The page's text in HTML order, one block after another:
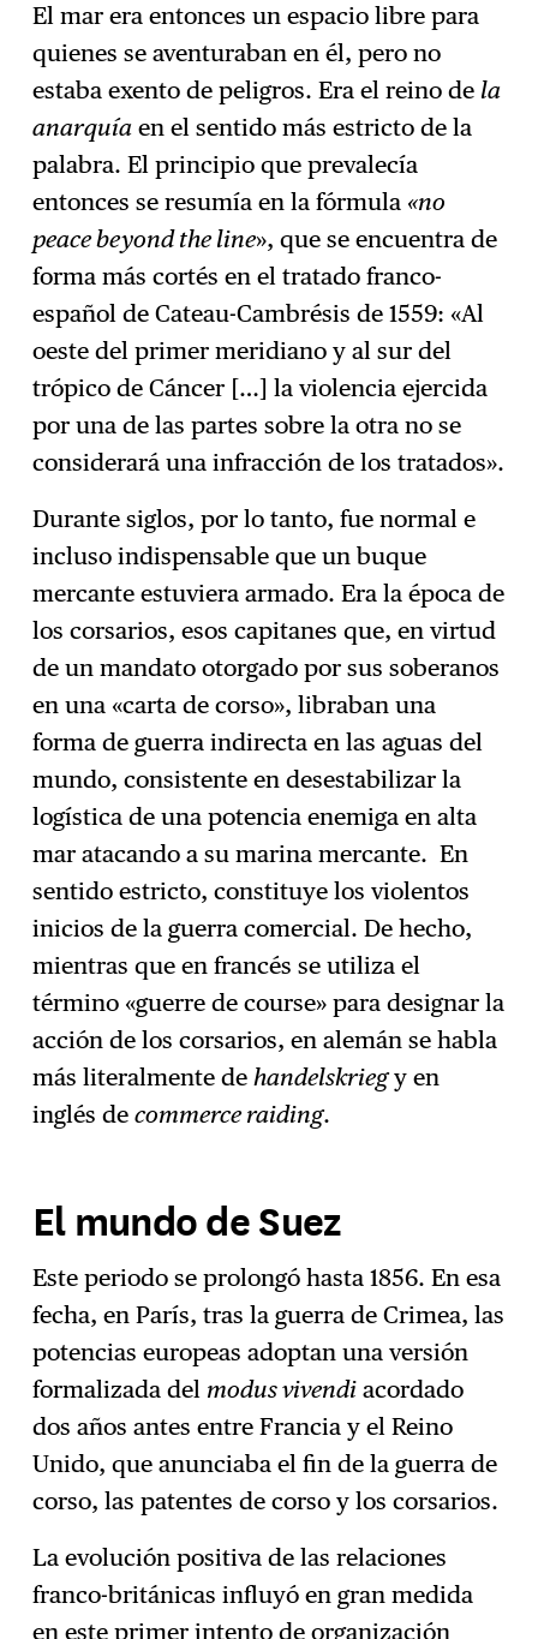
El mar era entonces un espacio libre para
quienes se aventuraban en él, pero no
estaba exento de peligros. Era el reino de la
anarquía en el sentido más estricto de la
palabra. El principio que prevalecía
entonces se resumía en la fórmula «no
peace beyond the line», que se encuentra de
forma más cortés en el tratado franco-
español de Cateau-Cambrésis de 1559: «Al
oeste del primer meridiano y al sur del
trópico de Cáncer […] la violencia ejercida
por una de las partes sobre la otra no se
considerará una infracción de los tratados».
Durante siglos, por lo tanto, fue normal e
incluso indispensable que un buque
mercante estuviera armado. Era la época de
los corsarios, esos capitanes que, en virtud
de un mandato otorgado por sus soberanos
en una «carta de corso», libraban una
forma de guerra indirecta en las aguas del
mundo, consistente en desestabilizar la
logística de una potencia enemiga en alta
mar atacando a su marina mercante. En
sentido estricto, constituye los violentos
inicios de la guerra comercial. De hecho,
mientras que en francés se utiliza el
término «guerre de course» para designar la
acción de los corsarios, en alemán se habla
más literalmente dehandelskriegy en
inglés decommerce raiding.
El mundo de Suez
Este periodo se prolongó hasta 1856. En esa
fecha, en París, tras la guerra de Crimea, las
potencias europeas adoptan una versión
formalizada del modus vivendi acordado
dos años antes entre Francia y el Reino
Unido, que anunciaba el fin de la guerra de
corso, las patentes de corso y los corsarios.
La evolución positiva de las relaciones
franco-británicas influyó en gran medida
en este primer intento de organización